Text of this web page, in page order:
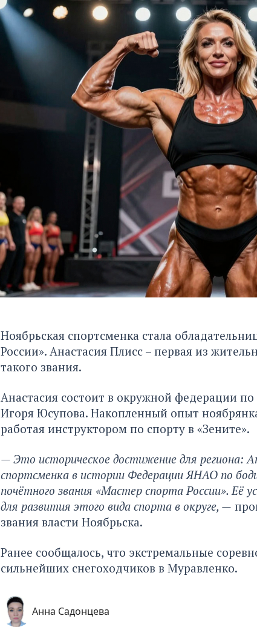
Ноябрьская спортсменка стала
России». Анастасия Плисс – первая из
такого звания.
Анастасия состоит в окружной федерации
Игоря Юсупова. Накопленный опыт
работая инструктором по спорту в «Зените».
— Это историческое достижение для региона:
спортсменка в истории Федерации ЯНАО по
почётного звания «Мастер спорта России».
для развития этого вида спорта в округе, —
звания власти Ноябрьска.
Ранее сообщалось, что экстремальные
сильнейших снегоходчиков в Муравленко.
Анна Садонцева